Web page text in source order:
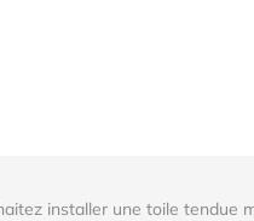
installer une toile tendue